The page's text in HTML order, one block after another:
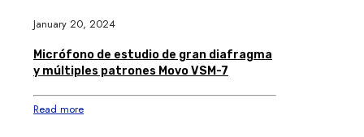
January 20, 2024
Micrófono de estudio de gran diafragma
y múltiples patrones Movo VSM-7
Read more